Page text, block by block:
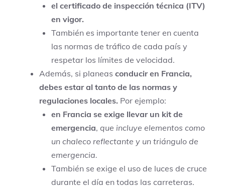
el certificado de inspección técnica (ITV)
en vigor.
También es importante tener en cuenta
las normas de tráfico de cada país y
respetar los límites de velocidad.
Además, si planeas conducir en Francia,
debes estar al tanto de las normas y
regulaciones locales. Por ejemplo:
en Francia se exige llevar un kit de
emergencia, que incluye elementos como
un chaleco reflectante y un triángulo de
emergencia.
También se exige el uso de luces de cruce
durante el día en todas las carreteras.